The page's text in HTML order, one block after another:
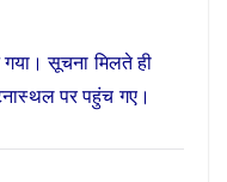
गया। सूचना मिलते ही
पर पहुंच गए।